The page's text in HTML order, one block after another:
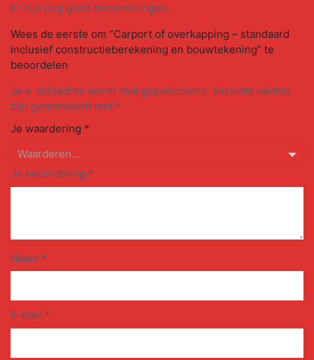
Er zijn nog geen beoordelingen.
Wees de eerste om “Carport of overkapping – standaard
inclusief constructieberekening en bouwtekening” te
beoordelen
Je e-mailadres wordt niet gepubliceerd. Vereiste velden
zijn gemarkeerd met *
Je waardering *
Je beoordeling *
Naam *
E-mail *